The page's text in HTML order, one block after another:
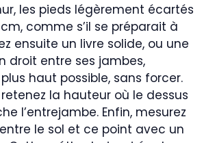
les pieds légèrement écartés
cm, comme s’il se préparait à
ensuite un livre solide, ou une
droit entre ses jambes,
haut possible, sans forcer.
la hauteur où le dessus
l’entrejambe. Enfin, mesurez
le sol et ce point avec un